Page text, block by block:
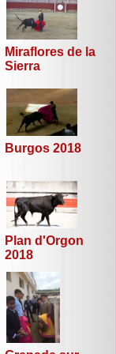
Miraflores de la
Sierra
Burgos 2018
Plan d'Orgon
2018